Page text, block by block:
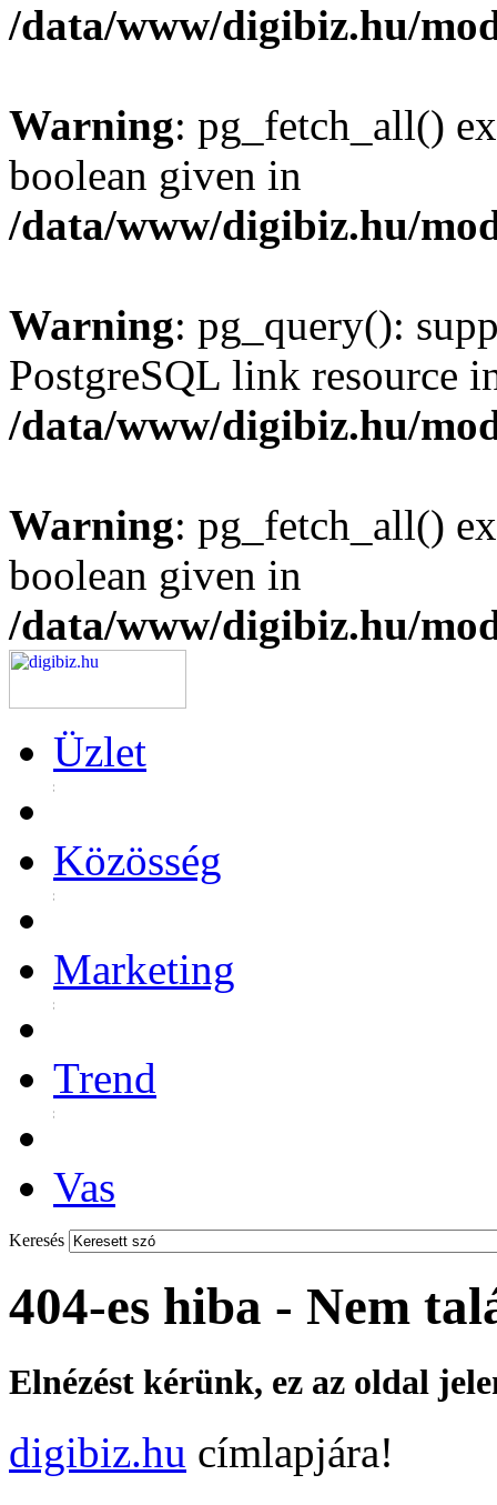
/data/www/digibiz.hu/
Warning: pg_fetch_all()
boolean given in
/data/www/digibiz.hu/
Warning: pg_query():
PostgreSQL link resource
/data/www/digibiz.hu/
Warning: pg_fetch_all()
boolean given in
/data/www/digibiz.hu/
Üzlet
Közösség
Marketing
Trend
Vas
Keresés
404-es hiba - Nem
Elnézést kérünk, ez az oldal
digibiz.hu címlapjára!